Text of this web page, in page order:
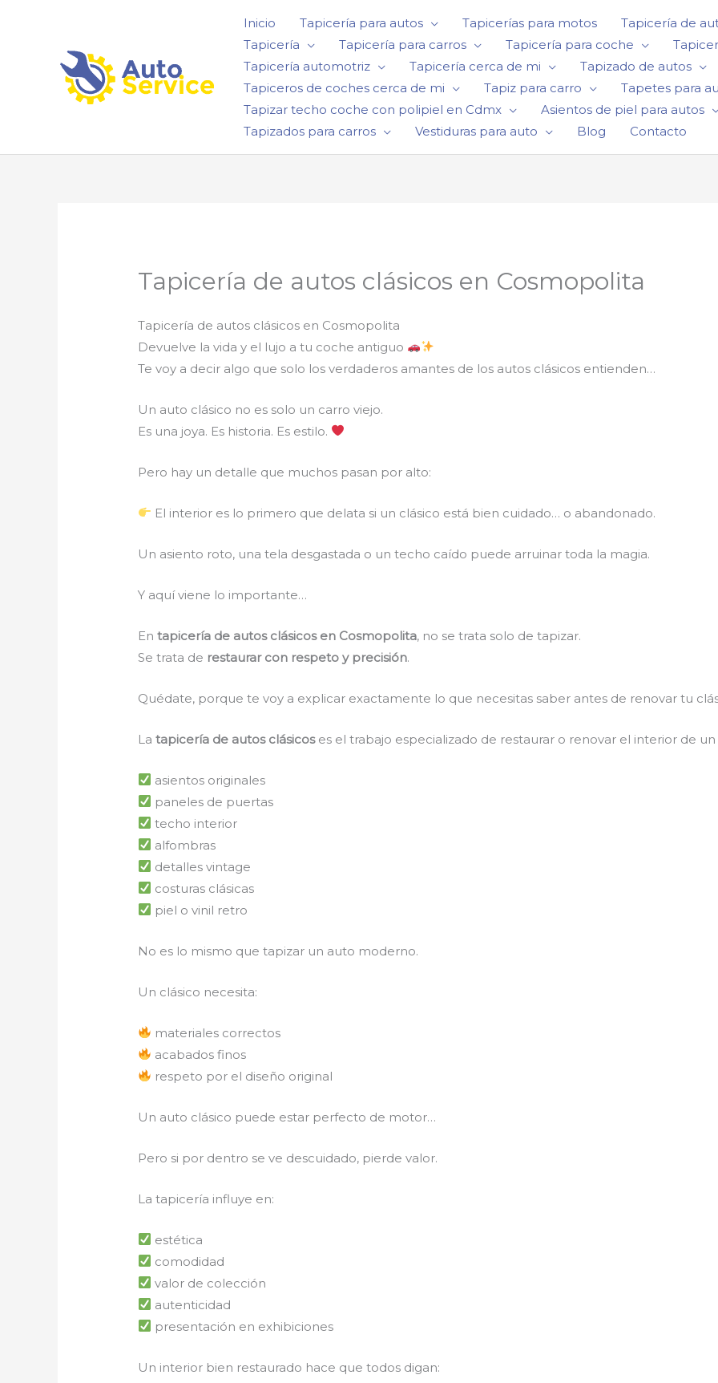
Inicio Tapicería para autos Tapicerías para motos
Tapicería de
Tapicería
Tapicería para carros Tapicería para coche
Tapicería automotriz
Tapicería cerca de mi
Tapizado de autos
Tapiceros de coches cerca de mi
Tapiz para carro
Tapetes para
Tapizar techo coche con polipiel en Cdmx
Asientos de piel para autos
Tapizados para carros
Vestiduras para auto Blog Contacto
Tapicería de autos clásicos en Cosmopolita
Tapicería de autos clásicos en Cosmopolita
Devuelve la vida y el lujo a tu coche antiguo
Te voy a decir algo que solo los verdaderos amantes de los autos clásicos entienden…
Un auto clásico no es solo un carro viejo.
Es una joya. Es historia. Es estilo.
Pero hay un detalle que muchos pasan por alto:
El interior es lo primero que delata si un clásico está bien cuidado… o abandonado.
Un asiento roto, una tela desgastada o un techo caído puede arruinar toda la magia.
Y aquí viene lo importante…
Entapicería de autos clásicos en Cosmopolita, no se trata solo de tapizar.
Se trata de restaurar con respeto y precisión.
Quédate, porque te voy a explicar exactamente lo que necesitas saber antes de renovar tu
Latapicería de autos clásicoses el trabajo especializado de restaurar o renovar el interior de
asientos originales
paneles de puertas
techo interior
alfombras
detalles vintage
costuras clásicas
piel o vinil retro
No es lo mismo que tapizar un auto moderno.
Un clásico necesita:
materiales correctos
acabados finos
respeto por el diseño original
Un auto clásico puede estar perfecto de motor…
Pero si por dentro se ve descuidado, pierde valor.
La tapicería influye en:
estética
comodidad
valor de colección
autenticidad
presentación en exhibiciones
Un interior bien restaurado hace que todos digan: